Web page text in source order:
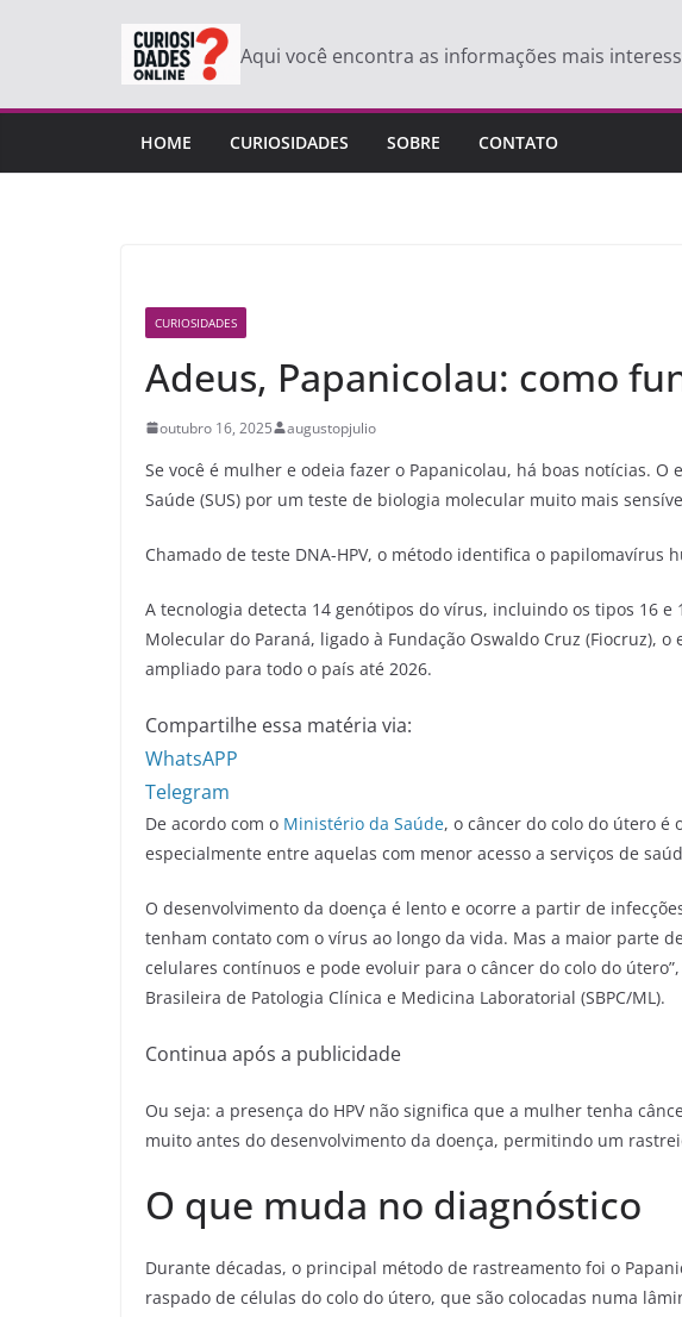
conteúdo
Aqui você encontra as informações mais
HOME CURIOSIDADES SOBRE CONTATO
CURIOSIDADES
Adeus, Papanicolau: como
outubro 16, 2025 augustopjulio
Se você é mulher e odeia fazer o Papanicolau, há boas notícias.
Saúde (SUS) por um teste de biologia molecular muito mais
Chamado de teste DNA-HPV, o método identifica o papilomavírus
A tecnologia detecta 14 genótipos do vírus, incluindo os tipos 16
Molecular do Paraná, ligado à Fundação Oswaldo Cruz (Fiocruz),
ampliado para todo o país até 2026.
Compartilhe essa matéria via:
WhatsAPP
Telegram
De acordo com o Ministério da Saúde, o câncer do colo do útero
especialmente entre aquelas com menor acesso a serviços de
O desenvolvimento da doença é lento e ocorre a partir de
tenham contato com o vírus ao longo da vida. Mas a maior parte
celulares contínuos e pode evoluir para o câncer do colo do
Brasileira de Patologia Clínica e Medicina Laboratorial (SBPC/ML).
Continua após a publicidade
Ou seja: a presença do HPV não significa que a mulher tenha
muito antes do desenvolvimento da doença, permitindo um
O que muda no diagnóstico
Durante décadas, o principal método de rastreamento foi o
raspado de células do colo do útero, que são colocadas numa